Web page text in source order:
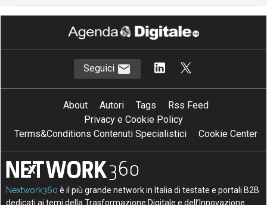
Seguici
About Autori Tags
Rss Feed
Privacy e Cookie Policy
Terms&Conditions Contenuti Specialistici
Cookie Center
Nextwork360 è il più grande network in Italia di testate e portali B2B
dedicati ai temi della Trasformazione Digitale e dell’Innovazione